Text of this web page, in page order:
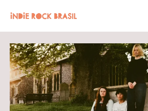
para
o
conteúdo